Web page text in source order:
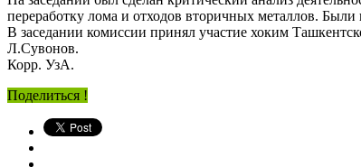
переработку лома и отходов вторичных металлов.
В заседании комиссии принял участие хоким
Л.Сувонов.
Корр. УзА.
Поделиться !